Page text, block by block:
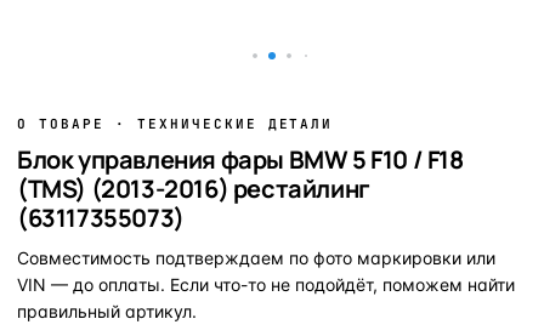
О ТОВАРЕ · ТЕХНИЧЕСКИЕ ДЕТАЛИ
Блок управления фары BMW 5 F10 / F18
(TMS) (2013-2016) рестайлинг
(63117355073)
Совместимость подтверждаем по фото маркировки или
VIN — до оплаты. Если что-то не подойдёт, поможем найти
правильный артикул.